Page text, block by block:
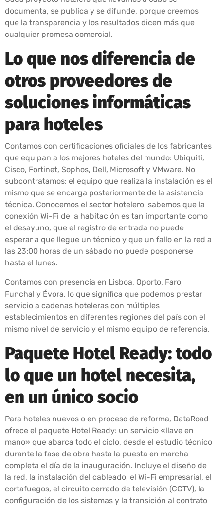
documenta, se publica y se difunde, porque creemos
que la transparencia y los resultados dicen más que
cualquier promesa comercial.
Lo que nos diferencia de
otros proveedores de
soluciones informáticas
para hoteles
Contamos con certificaciones oficiales de los fabricantes
que equipan a los mejores hoteles del mundo: Ubiquiti,
Cisco, Fortinet, Sophos, Dell, Microsoft y VMware. No
subcontratamos: el equipo que realiza la instalación es el
mismo que se encarga posteriormente de la asistencia
técnica. Conocemos el sector hotelero: sabemos que la
conexión Wi-Fi de la habitación es tan importante como
el desayuno, que el registro de entrada no puede
esperar a que llegue un técnico y que un fallo en la red a
las 23:00 horas de un sábado no puede posponerse
hasta el lunes.
Contamos con presencia en Lisboa, Oporto, Faro,
Funchal y Évora, lo que significa que podemos prestar
servicio a cadenas hoteleras con múltiples
establecimientos en diferentes regiones del país con el
mismo nivel de servicio y el mismo equipo de referencia.
Paquete Hotel Ready: todo
lo que un hotel necesita,
en un único socio
Para hoteles nuevos o en proceso de reforma, DataRoad
ofrece el paquete Hotel Ready: un servicio «llave en
mano» que abarca todo el ciclo, desde el estudio técnico
durante la fase de obra hasta la puesta en marcha
completa el día de la inauguración. Incluye el diseño de
la red, la instalación del cableado, el Wi-Fi empresarial, el
cortafuegos, el circuito cerrado de televisión (CCTV), la
configuración de los sistemas y la transición al contrato